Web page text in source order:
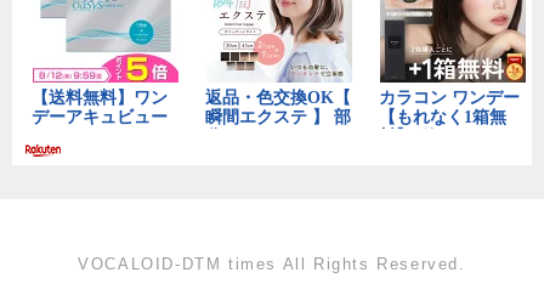
VOCALOID-DTM times All Rights Reserved.